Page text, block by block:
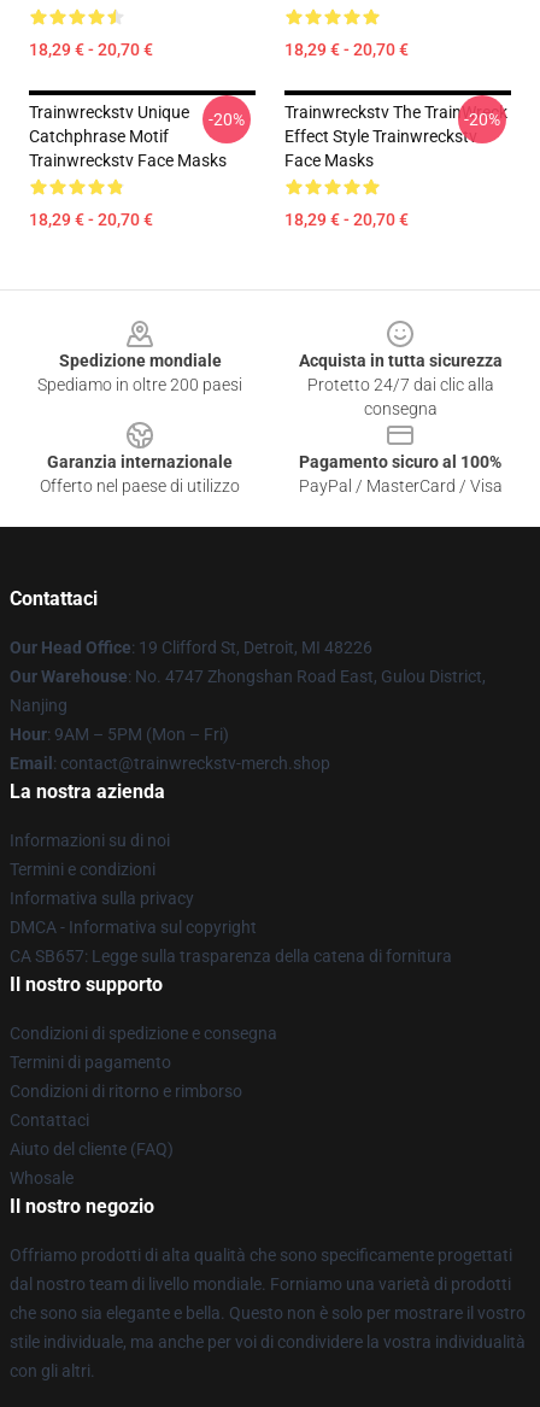
18,29 € - 20,70 € 18,29 € - 20,70 €
Trainwreckstv Unique
Catchphrase Motif
Trainwreckstv Face Masks
18,29 € - 20,70 €
-20%
Trainwreckstv The TrainWreck
Effect Style Trainwreckstv
Face Masks
18,29 € - 20,70 €
-20%
Spedizione mondiale
Spediamo in oltre 200 paesi
Acquista in tutta sicurezza
Protetto 24/7 dai clic alla
consegna
Garanzia internazionale
Offerto nel paese di utilizzo
Pagamento sicuro al 100%
PayPal / MasterCard / Visa
Contattaci
Our Head Office: 19 Clifford St, Detroit, MI 48226
Our Warehouse: No. 4747 Zhongshan Road East, Gulou District,
Nanjing
Hour: 9AM – 5PM (Mon – Fri)
Email : contact@trainwreckstv-merch.shop
La nostra azienda
Informazioni su di noi
Termini e condizioni
Informativa sulla privacy
DMCA - Informativa sul copyright
CA SB657: Legge sulla trasparenza della catena di fornitura
Il nostro supporto
Condizioni di spedizione e consegna
Termini di pagamento
Condizioni di ritorno e rimborso
Contattaci
Aiuto del cliente (FAQ)
Whosale
Il nostro negozio
Offriamo prodotti di alta qualità che sono specificamente progettati
dal nostro team di livello mondiale. Forniamo una varietà di prodotti
che sono sia elegante e bella. Questo non è solo per mostrare il vostro
stile individuale, ma anche per voi di condividere la vostra individualità
con gli altri.